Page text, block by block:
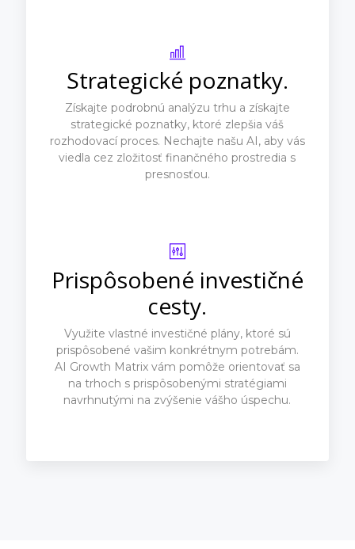
Strategické poznatky.
Získajte podrobnú analýzu trhu a získajte
strategické poznatky, ktoré zlepšia váš
rozhodovací proces. Nechajte našu AI, aby vás
viedla cez zložitosť finančného prostredia s
presnosťou.
Prispôsobené investičné
cesty.
Využite vlastné investičné plány, ktoré sú
prispôsobené vašim konkrétnym potrebám.
AI Growth Matrix vám pomôže orientovať sa
na trhoch s prispôsobenými stratégiami
navrhnutými na zvýšenie vášho úspechu.